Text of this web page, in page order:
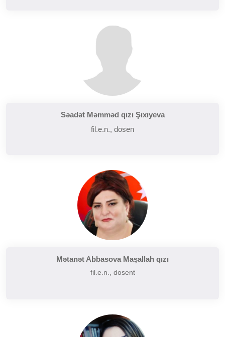
Səadət Məmməd qızı Şıxıyeva
fil.e.n., dosen
Mətanət Abbasova Maşallah qızı
fil.e.n., dosent